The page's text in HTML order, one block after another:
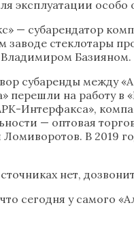
эксплуатации особо
— субарендатор
заводе стеклотары
Владимиром Базияном.
субаренды
перешли на работу
Интерфакса»,
— оптовая
В 2019
нет,
сегодня у самого